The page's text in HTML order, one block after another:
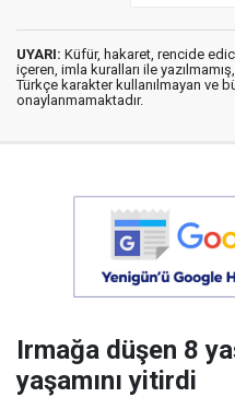
UYARI: Küfür, hakaret, rencide
içeren, imla kuralları ile yazılmamış,
Türkçe karakter kullanılmayan ve
onaylanmamaktadır.
Irmağa düşen 8
yaşamını yitirdi